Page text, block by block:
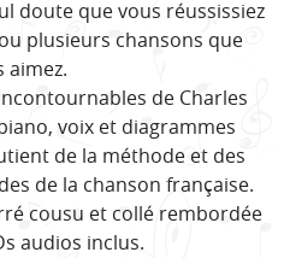
doute que vous réussissiez
plusieurs chansons que
aimez.
de Charles
voix et diagrammes
de la méthode et des
de la chanson française.
cousu et collé rembordée
audios inclus.